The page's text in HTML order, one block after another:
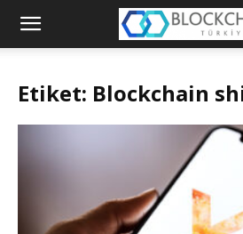
Blockchain
Etiket: Blockchain